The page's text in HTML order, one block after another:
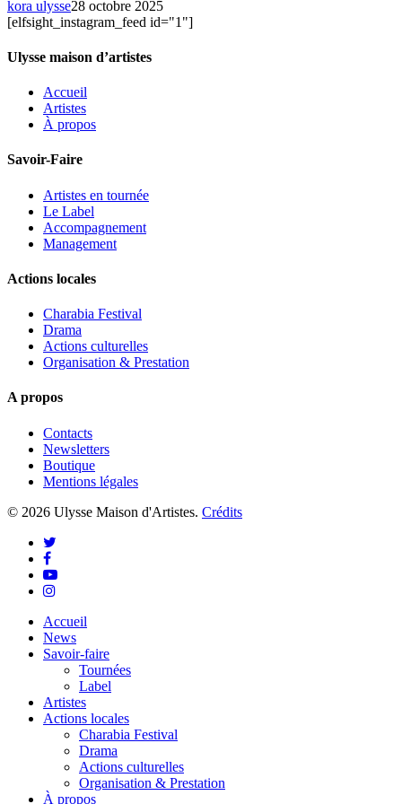
kora ulysse28 octobre 2025
[elfsight_instagram_feed id="1"]
Ulysse maison d’artistes
Accueil
Artistes
À propos
Savoir-Faire
Artistes en tournée
Le Label
Accompagnement
Management
Actions locales
Charabia Festival
Drama
Actions culturelles
Organisation & Prestation
A propos
Contacts
Newsletters
Boutique
Mentions légales
© 2026 Ulysse Maison d'Artistes. Crédits
twitter
facebook
youtube
instagram
Close
Menu
Accueil
News
Savoir-faire
Tournées
Label
Artistes
Actions locales
Charabia Festival
Drama
Actions culturelles
Organisation & Prestation
À propos